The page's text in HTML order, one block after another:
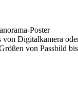
Poster
Digitalkamera
von Passbild bis